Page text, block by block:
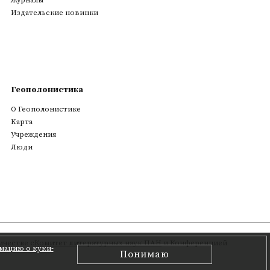
о куки-
Понимаю
Издательские новинки
Геополонистика
О Геополонистике
Kарта
Учреждения
Люди
Комитет литературных наук ПАНи Конференцией